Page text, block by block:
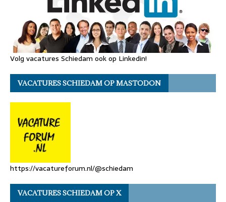
Volg vacatures Schiedam ook op Linkedin!
VACATURES SCHIEDAM OP MASTODON
https://vacatureforum.nl/@schiedam
VACATURES SCHIEDAM OP X